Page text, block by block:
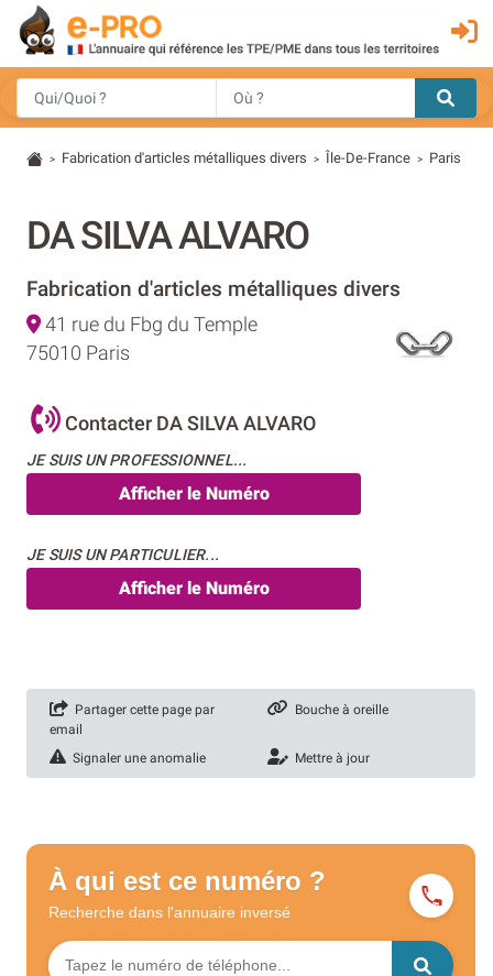
> Fabrication d'articles métalliques divers > Île-De-France > Paris
DA SILVA ALVARO
Fabrication d'articles métalliques divers
41 rue du Fbg du Temple
75010 Paris
Contacter DA SILVA ALVARO
JE SUIS UN PROFESSIONNEL...
Afficher le Numéro
JE SUIS UN PARTICULIER...
Afficher le Numéro
Partager cette page par
email
Bouche à oreille
Signaler une anomalie Mettre à jour
À qui est ce numéro ?
Recherche dans l'annuaire inversé